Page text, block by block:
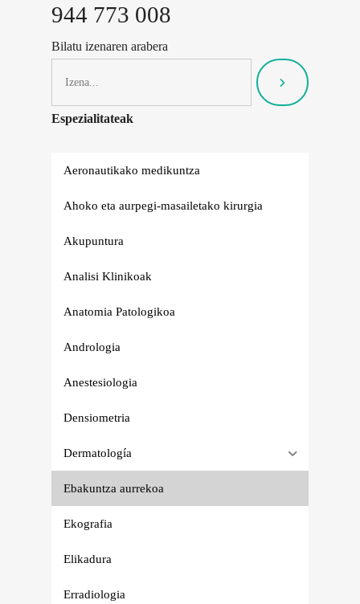
944 773 008
Bilatu izenaren arabera
Espezialitateak
Aeronautikako medikuntza
Ahoko eta aurpegi-masailetako kirurgia
Akupuntura
Analisi Klinikoak
Anatomia Patologikoa
Andrologia
Anestesiologia
Densiometria
Dermatología
Ebakuntza aurrekoa
Ekografia
Elikadura
Erradiologia